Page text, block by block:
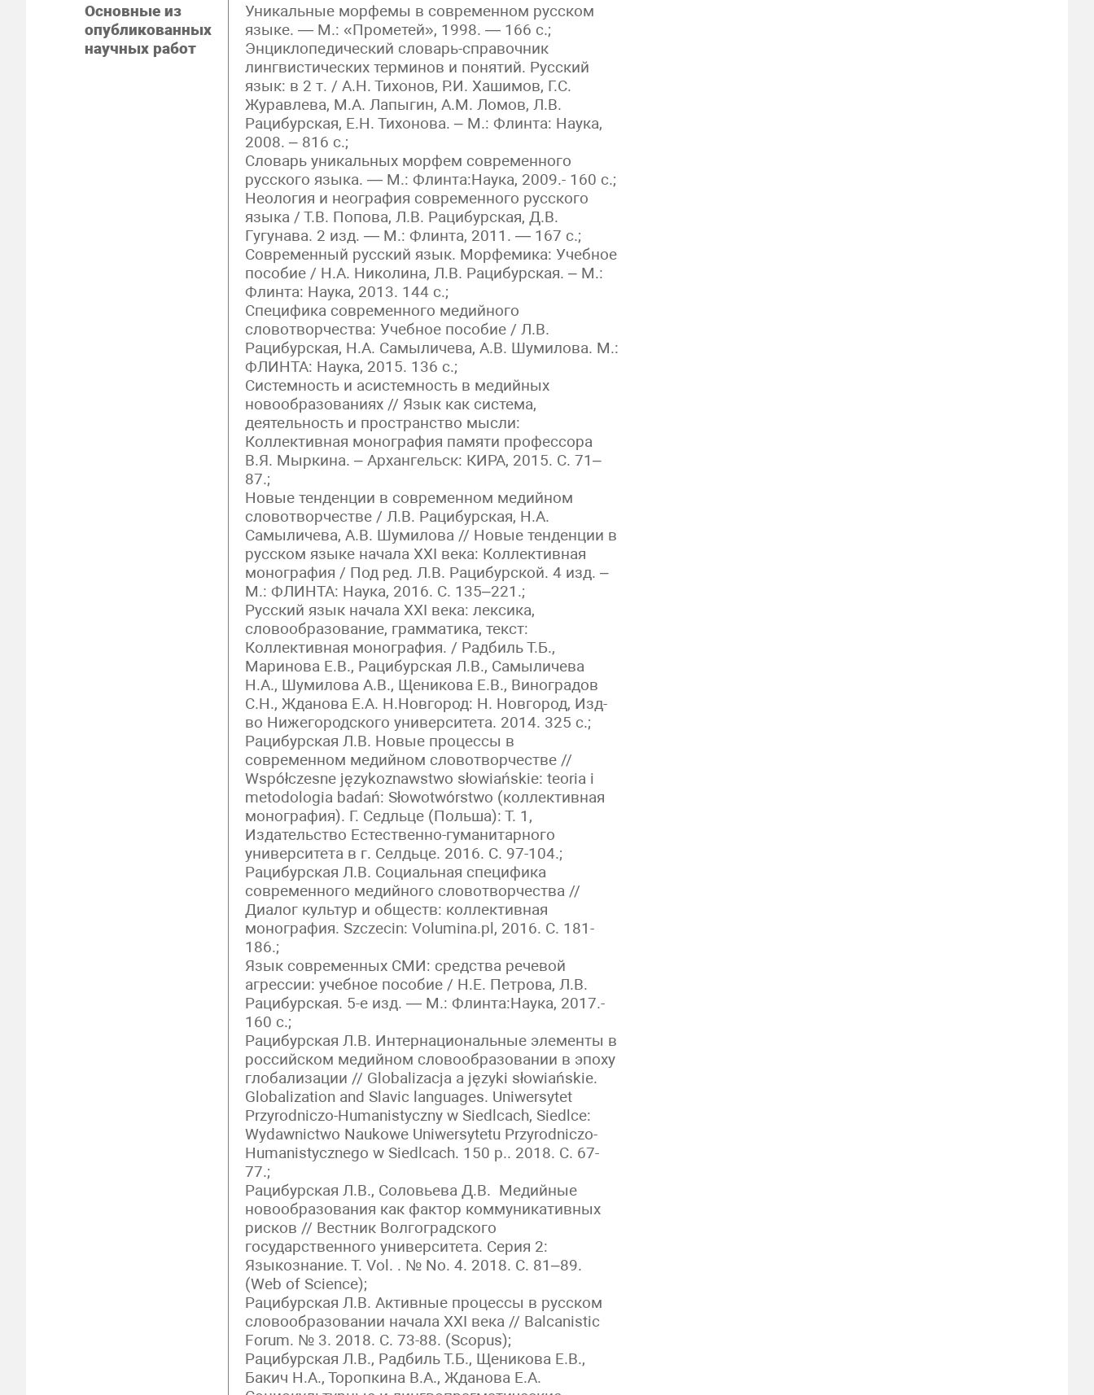
Основные из
опубликованных
научных работ
Уникальные морфемы в современном русском
языке. — М.: «Прометей», 1998. — 166 с.;
Энциклопедический словарь-справочник
лингвистических терминов и понятий. Русский
язык: в 2 т. / А.Н. Тихонов, Р.И. Хашимов, Г.С.
Журавлева, М.А. Лапыгин, А.М. Ломов, Л.В.
Рацибурская, Е.Н. Тихонова. – М.: Флинта: Наука,
2008. – 816 с.;
Словарь уникальных морфем современного
русского языка. — М.: Флинта:Наука, 2009.- 160 с.;
Неология и неография современного русского
языка / Т.В. Попова, Л.В. Рацибурская, Д.В.
Гугунава. 2 изд. — М.: Флинта, 2011. — 167 с.;
Современный русский язык. Морфемика: Учебное
пособие / Н.А. Николина, Л.В. Рацибурская. – М.:
Флинта: Наука, 2013. 144 с.;
Специфика современного медийного
словотворчества: Учебное пособие / Л.В.
Рацибурская, Н.А. Самыличева, А.В. Шумилова. М.:
ФЛИНТА: Наука, 2015. 136 с.;
Системность и асистемность в медийных
новообразованиях // Язык как система,
деятельность и пространство мысли:
Коллективная монография памяти профессора
В.Я. Мыркина. – Архангельск: КИРА, 2015. С. 71–
87.;
Новые тенденции в современном медийном
словотворчестве / Л.В. Рацибурская, Н.А.
Самыличева, А.В. Шумилова // Новые тенденции в
русском языке начала XXI века: Коллективная
монография / Под ред. Л.В. Рацибурской. 4 изд. –
М.: ФЛИНТА: Наука, 2016. С. 135–221.;
Русский язык начала XXI века: лексика,
словообразование, грамматика, текст:
Коллективная монография. / Радбиль Т.Б.,
Маринова Е.В., Рацибурская Л.В., Самыличева
Н.А., Шумилова А.В., Щеникова Е.В., Виноградов
С.Н., Жданова Е.А. Н.Новгород: Н. Новгород, Изд-
во Нижегородского университета. 2014. 325 с.;
Рацибурская Л.В. Новые процессы в
современном медийном словотворчестве //
Współczesne językoznawstwo słowiańskie: teoria i
metodologia badań: Słowotwórstwo (коллективная
монография). Г. Седльце (Польша): Т. 1,
Издательство Естественно-гуманитарного
университета в г. Селдьце. 2016. С. 97-104.;
Рацибурская Л.В. Социальная специфика
современного медийного словотворчества //
Диалог культур и обществ: коллективная
монография. Szczecin: Volumina.pl, 2016. С. 181-
186.;
Язык современных СМИ: средства речевой
агрессии: учебное пособие / Н.Е. Петрова, Л.В.
Рацибурская. 5-е изд. — М.: Флинта:Наука, 2017.-
160 с.;
Рацибурская Л.В. Интернациональные элементы в
российском медийном словообразовании в эпоху
глобализации // Globalizacja a języki słowiańskie.
Globalization and Slavic languages. Uniwersytet
Przyrodniczo-Humanistyczny w Siedlcach, Siedlce:
Wydawnictwo Naukowe Uniwersytetu Przyrodniczo-
Humanistycznego w Siedlcach. 150 p.. 2018. С. 67-
77.;
Рацибурская Л.В., Соловьева Д.В. Медийные
новообразования как фактор коммуникативных
рисков // Вестник Волгоградского
государственного университета. Серия 2:
Языкознание. Т. Vol. . № No. 4. 2018. С. 81–89.
(Web of Science);
Рацибурская Л.В. Активные процессы в русском
словообразовании начала XXI века // Balcanistic
Forum. № 3. 2018. С. 73-88. (Scopus);
Рацибурская Л.В., Радбиль Т.Б., Щеникова Е.В.,
Бакич Н.А., Торопкина В.А., Жданова Е.А.